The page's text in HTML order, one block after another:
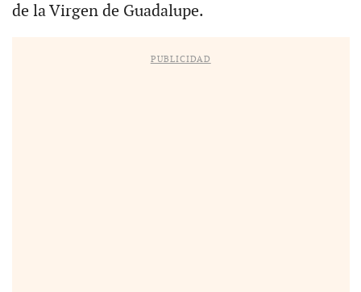
de la Virgen de Guadalupe.
PUBLICIDAD